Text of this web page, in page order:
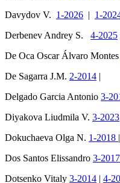
Davydov V. 1-2026 | 1-
Derbenev Andrey S. 4-2025
De Oca Oscar Álvaro Montes
De Sagarra J.M. 2-2014 |
Delgado Garcia Antonio 3-
Diyakova Liudmila V. 3-2023
Dokuchaeva Olga N. 1-2018 |
Dos Santos Elissandro 3-2017
Dotsenko Vitaly 3-2014 | 4-